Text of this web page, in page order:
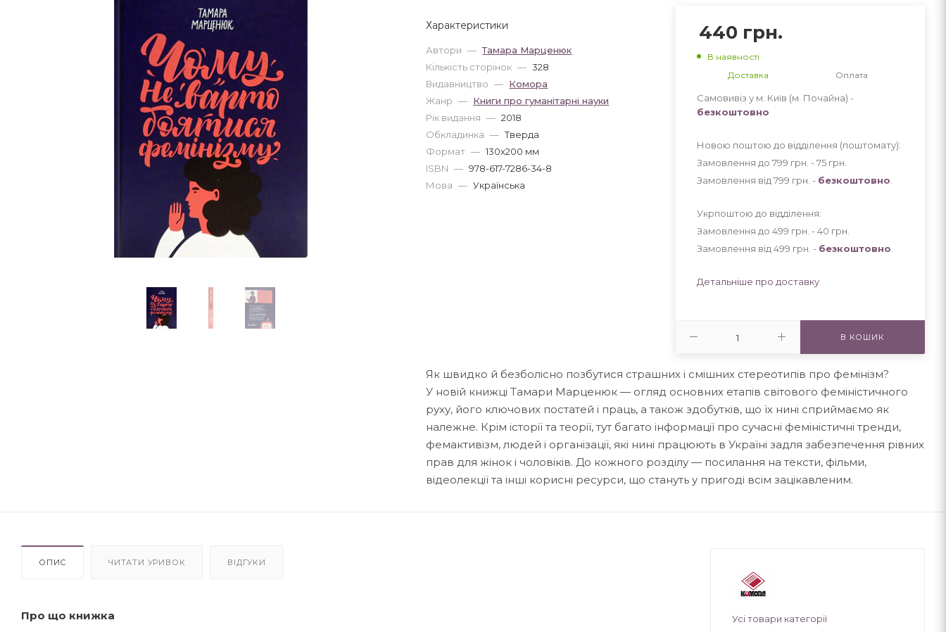
Характеристики
Автори — Тамара Марценюк
Кількість сторінок — 328
Видавництво — Комора
Жанр — Книги про гуманітарні науки
Рік видання — 2018
Обкладинка — Тверда
Формат — 130x200 мм
ISBN — 978-617-7286-34-8
Мова — Українська
440 грн.
В наявності
Доставка
Оплата
Самовивіз у м. Київ (м. Почайна) -
безкоштовно
Новою поштою до відділення (поштомату):
Замовлення до 799 грн. - 75 грн
Замовлення від 799 грн. - безкоштовно
Укрпоштою до відділення:
Замовлення до 499 грн. - 40 грн
Замовлення від 499 грн. - безкоштовно
Детальніше про доставку
В КОШИК
Як швидко й безболісно позбутися страшних і смішних стереотипів про фемінізм?
У новій книжці Тамари Марценюк — огляд основних етапів світового феміністичного
руху, його ключових постатей і праць, а також здобутків, що їх нині сприймаємо як
належне. Крім історії та теорії, тут багато інформації про сучасні феміністичні тренди,
фемактивізм, людей і організації, які нині працюють в Україні задля забезпечення рівних
прав для жінок і чоловіків. До кожного розділу — посилання на тексти, фільми,
відеолекції та інші корисні ресурси, що стануть у пригоді всім зацікавленим.
ОПИС ЧИТАТИ УРИВОК ВІДГУКИ
Про що книжка
Усі товари категорії